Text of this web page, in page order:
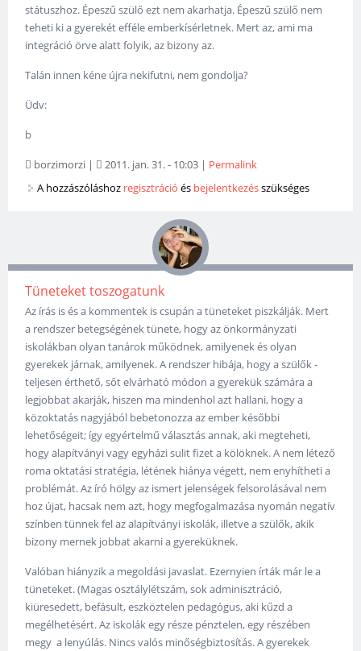
státuszhoz. Épeszű szülő ezt nem akarhatja. Épeszű szülő nem
teheti ki a gyerekét efféle emberkísérletnek. Mert az, ami ma
integráció örve alatt folyik, az bizony az.
Talán innen kéne újra nekifutni, nem gondolja?
Üdv:
b
borzimorzi | 2011. jan. 31. - 10:03 | Permalink
A hozzászóláshoz regisztráció és bejelentkezésszükséges
Tüneteket toszogatunk
Az írás is és a kommentek is csupán a tüneteket piszkálják. Mert
a rendszer betegségének tünete, hogy az önkormányzati
iskolákban olyan tanárok működnek, amilyenek és olyan
gyerekek járnak, amilyenek. A rendszer hibája, hogy a szülők -
teljesen érthető, sőt elvárható módon a gyerekük számára a
legjobbat akarják, hiszen ma mindenhol azt hallani, hogy a
közoktatás nagyjából bebetonozza az ember későbbi
lehetőségeit; így egyértelmű választás annak, aki megteheti,
hogy alapítványi vagy egyházi sulit fizet a kölöknek. A nem létező
roma oktatási stratégia, létének hiánya végett, nem enyhítheti a
problémát. Az író hölgy az ismert jelenségek felsorolásával nem
hoz újat, hacsak nem azt, hogy megfogalmazása nyomán negatív
színben tünnek fel az alapítványi iskolák, illetve a szülők, akik
bizony mernek jobbat akarni a gyereküknek.
Valóban hiányzik a megoldási javaslat. Ezernyien írták már le a
tüneteket. (Magas osztálylétszám, sok adminisztráció,
kiüresedett, befásult, eszköztelen pedagógus, aki kűzd a
megélhetésért. Az iskolák egy része pénztelen, egy részében
megy a lenyúlás. Nincs valós minőségbiztosítás. A gyerekek